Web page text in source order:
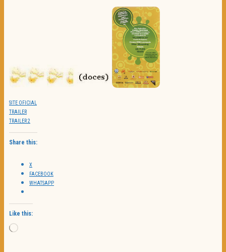
SITE OFICIAL
TRAILER
TRAILER 2
Share this:
X
FACEBOOK
WHATSAPP
Like this:
Loading…